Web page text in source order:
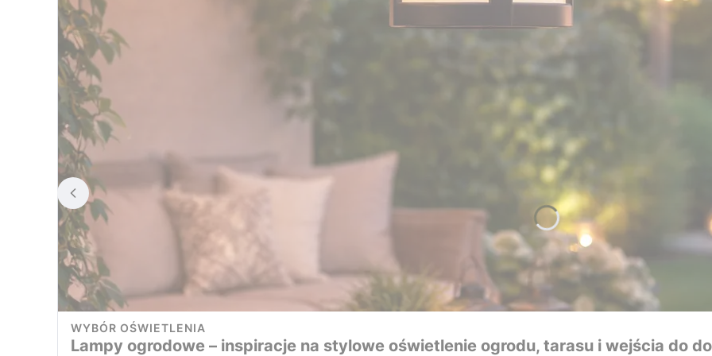
WYBÓR OŚWIETLENIA
Lampy ogrodowe – inspiracje na stylowe oświetlenie ogrodu, tarasu i wejścia do